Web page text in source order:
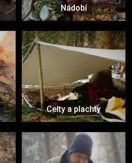
Nádobí
Celty a plachty